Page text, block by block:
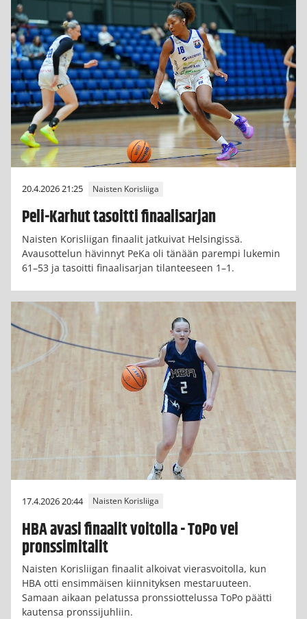
20.4.2026 21:25 Naisten Korisliiga
Peli-Karhut tasoitti finaalisarjan
Naisten Korisliigan finaalit jatkuivat Helsingissä.
Avausottelun hävinnyt PeKa oli tänään parempi lukemin
61–53 ja tasoitti finaalisarjan tilanteeseen 1–1.
17.4.2026 20:44 Naisten Korisliiga
HBA avasi finaalit voitolla - ToPo vei
pronssimitalit
Naisten Korisliigan finaalit alkoivat vierasvoitolla, kun
HBA otti ensimmäisen kiinnityksen mestaruuteen.
Samaan aikaan pelatussa pronssiottelussa ToPo päätti
kautensa pronssijuhliin.